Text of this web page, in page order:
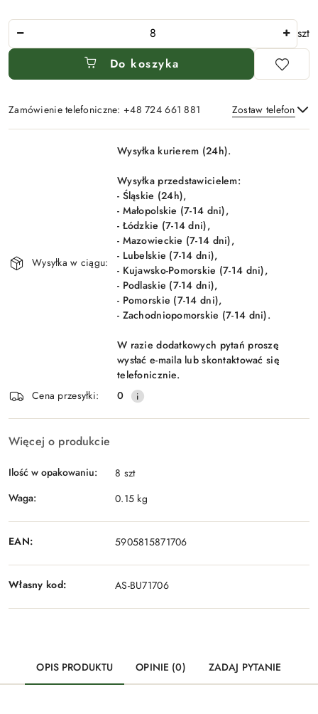
Ilość
szt
Do koszyka
Zamówienie telefoniczne: +48 724 661 881 Zostaw telefon
Wyślij
Dostępność
Wysyłka w ciągu:
Wysyłka kurierem (24h).
Wysyłka przedstawicielem:
- Śląskie (24h),
- Małopolskie (7-14 dni),
- Łódzkie (7-14 dni),
- Mazowieckie (7-14 dni),
- Lubelskie (7-14 dni),
- Kujawsko-Pomorskie (7-14 dni),
- Podlaskie (7-14 dni),
- Pomorskie (7-14 dni),
- Zachodniopomorskie (7-14 dni).
W razie dodatkowych pytań proszę
wysłać e-maila lub skontaktować się
telefonicznie.
Cena przesyłki:
0
Więcej o produkcie
Ilość w opakowaniu:
8 szt
Waga:
0.15 kg
EAN: 5905815871706
Własny kod: AS-BU71706
OPIS PRODUKTU OPINIE (0) ZADAJ PYTANIE